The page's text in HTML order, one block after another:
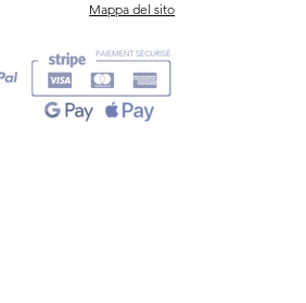
Mappa del sito